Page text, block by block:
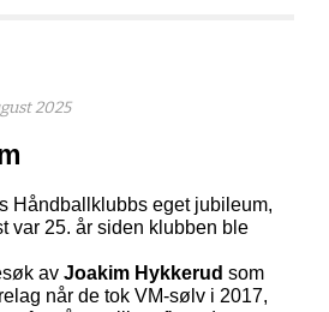
2025
Håndballklubbs eget jubileum,
var 25. år siden klubben ble
avJoakim Hykkerudsom
når de tok VM-sølv i 2017,